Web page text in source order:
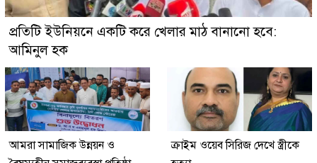
প্রতিটি ইউনিয়নে একটি করে খেলার মাঠ বানানো হবে:
আমিনুল হক
আমরা সামাজিক উন্নয়ন ও
ক্রাইম ওয়েব সিরিজ দেখে স্ত্রীকে